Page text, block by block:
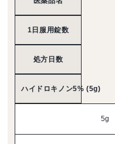
1日服用錠数
処方日数
ハイドロキノン5% (5g)
5g